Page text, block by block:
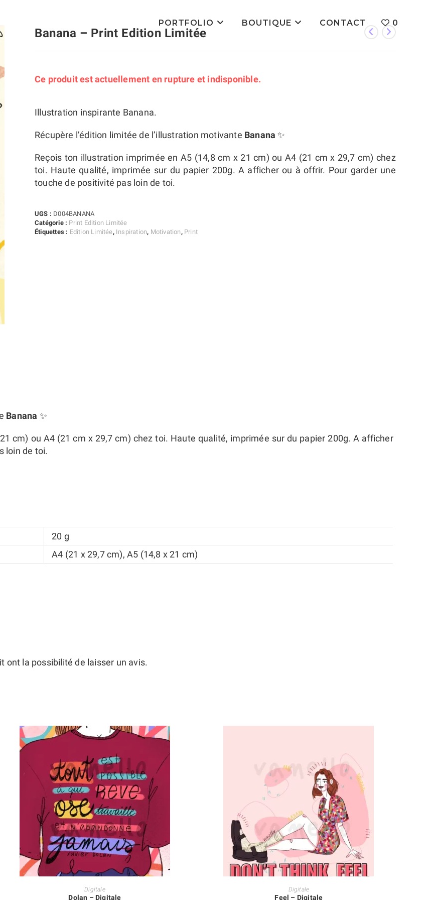
PORTFOLIO BOUTIQUE CONTACT 0
Banana – Print Edition Limitée
Ce produit est actuellement en rupture et indisponible.
Illustration inspirante Banana.
Récupère l’édition limitée de l’illustration motivante Banana ✨
Reçois ton illustration imprimée en A5 (14,8 cm x 21 cm) ou A4 (21 cm x 29,7 cm) chez
toi. Haute qualité, imprimée sur du papier 200g. A afficher ou à offrir. Pour garder une
touche de positivité pas loin de toi.
UGS : D004BANANA
Catégorie : Print Edition Limitée
Étiquettes : Edition Limitée, Inspiration, Motivation, Print
Banana ✨
cm) ou A4 (21 cm x 29,7 cm) chez toi. Haute qualité, imprimée sur du papier 200g. A afficher
loin de toi.
20 g
A4 (21 x 29,7 cm), A5 (14,8 x 21 cm)
ont la possibilité de laisser un avis.
AJOUTER AU PANIER
Digitale
Dolan – Digitale
AJOUTER AU PANIER
Digitale
Feel – Digitale